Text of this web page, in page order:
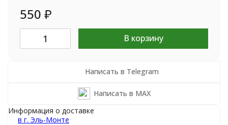
550 ₽
В корзину
Написать в Telegram
Написать в MAX
Информация о доставке
в г. Эль-Монте